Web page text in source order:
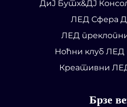
ДиЈ Бутх&ДЈ
ЛЕД Сфера
ЛЕД
Ноћни клуб ЛЕД
Креативни
Брзе